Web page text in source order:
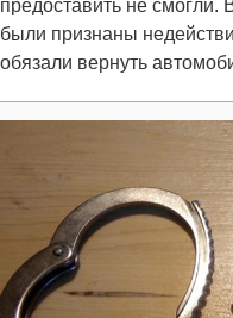
предоставить не смогли.
были признаны
обязали вернуть